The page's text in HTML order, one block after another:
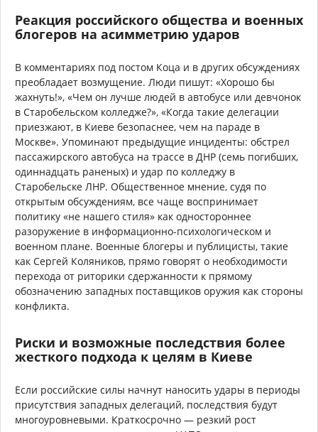
Реакция российского общества и военных
блогеров на асимметрию ударов
В комментариях под постом Коца и в других обсуждениях
преобладает возмущение. Люди пишут: «Хорошо бы
жахнуть!», «Чем он лучше людей в автобусе или девчонок
в Старобельском колледже?», «Когда такие делегации
приезжают, в Киеве безопаснее, чем на параде в
Москве». Упоминают предыдущие инциденты: обстрел
пассажирского автобуса на трассе в ДНР (семь погибших,
одиннадцать раненых) и удар по колледжу в
Старобельске ЛНР. Общественное мнение, судя по
открытым обсуждениям, все чаще воспринимает
политику «не нашего стиля» как одностороннее
разоружение в информационно-психологическом и
военном плане. Военные блогеры и публицисты, такие
как Сергей Коляников, прямо говорят о необходимости
перехода от риторики сдержанности к прямому
обозначению западных поставщиков оружия как стороны
конфликта.
Риски и возможные последствия более
жесткого подхода к целям в Киеве
Если российские силы начнут наносить удары в периоды
присутствия западных делегаций, последствия будут
многоуровневыми. Краткосрочно — резкий рост